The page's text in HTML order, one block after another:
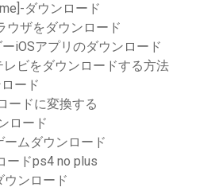
ダウンロード
ウザをダウンロード
iOSアプリのダウンロード
ビをダウンロードする方法
ード
ードに変換する
ロード
ムダウンロード
ードps4 no plus
ウンロード